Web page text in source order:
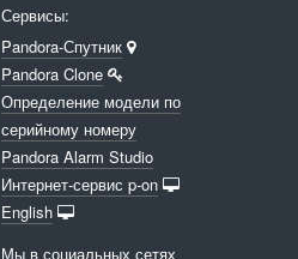
Сервисы:
Pandora-Спутник
Pandora Clone
Определение модели по
серийному номеру
Pandora Alarm Studio
Интернет-сервис p-on
English
Мы в социальных сетях